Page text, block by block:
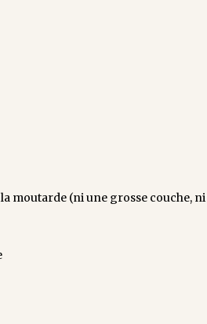
moutarde (ni une grosse couche,